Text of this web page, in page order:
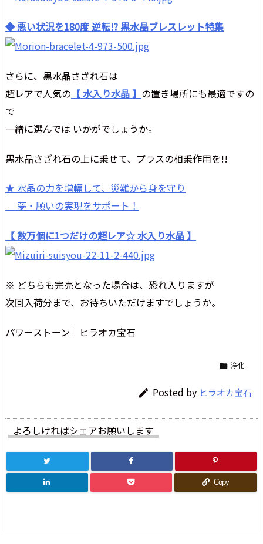
◆ 悪い状況を180度 逆転!? 黒水晶ブレスレット特集
さらに、黒水晶さざれ石は
超レアで人気の 【 水入り水晶 】 の置き場所にも最適ですの
で
一緒に選んでは いかがでしょうか。
黒水晶さざれ石の上に乗せて、プラスの相乗作用を!!
★ 水晶の力を増幅して、災難から身を守り
夢・願いの実現をサポート！
【 数万個に1つだけの超レア☆ 水入り水晶 】
※ どちらも完売となった場合は、恐れ入りますが
次回入荷分まで、お待ちいただけますでしょうか。
パワーストーン｜ヒラオカ宝石
 浄化
 Posted by ヒラオカ宝石
よろしければシェアお願いします
Copy